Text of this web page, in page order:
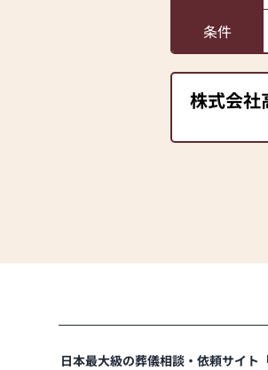
条件
株式会社
日本最大級の葬儀相談・依頼サイト